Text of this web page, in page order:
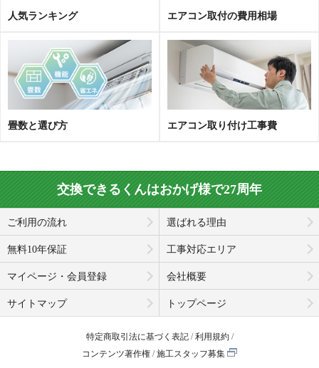
人気ランキング エアコン取付の費用相場
畳数と選び方 エアコン取り付け工事費
交換できるくんはおかげ様で27周年
ご利用の流れ 選ばれる理由
無料10年保証 工事対応エリア
マイページ・会員登録 会社概要
サイトマップ トップページ
特定商取引法に基づく表記
利用規約
コンテンツ著作権
施工スタッフ募集